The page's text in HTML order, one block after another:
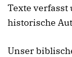
Texte verfasst
historische
Unser